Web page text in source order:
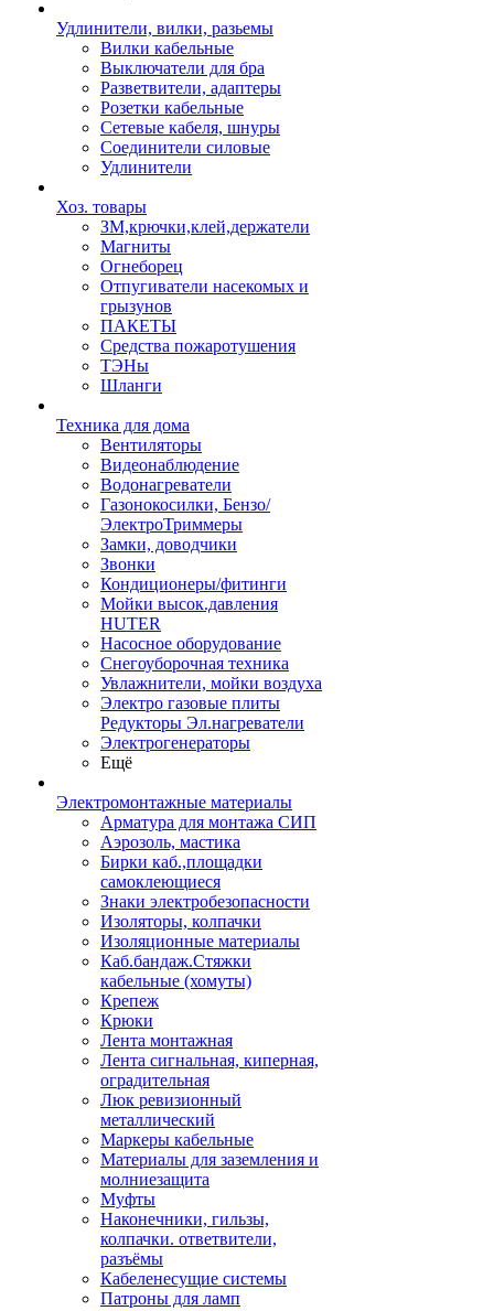
Удлинители, вилки, разьемы
Вилки кабельные
Выключатели для бра
Разветвители, адаптеры
Розетки кабельные
Сетевые кабеля, шнуры
Соединители силовые
Удлинители
Хоз. товары
ЗМ,крючки,клей,держатели
Магниты
Огнеборец
Отпугиватели насекомых и
грызунов
ПАКЕТЫ
Средства пожаротушения
ТЭНы
Шланги
Техника для дома
Вентиляторы
Видеонаблюдение
Водонагреватели
Газонокосилки, Бензо/
ЭлектроТриммеры
Замки, доводчики
Звонки
Кондиционеры/фитинги
Мойки высок.давления
HUTER
Насосное оборудование
Снегоуборочная техника
Увлажнители, мойки воздуха
Электро газовые плиты
Редукторы Эл.нагреватели
Электрогенераторы
Ещё
Электромонтажные материалы
Арматура для монтажа СИП
Аэрозоль, мастика
Бирки каб.,площадки
самоклеющиеся
Знаки электробезопасности
Изоляторы, колпачки
Изоляционные материалы
Каб.бандаж.Стяжки
кабельные (хомуты)
Крепеж
Крюки
Лента монтажная
Лента сигнальная, киперная,
оградительная
Люк ревизионный
металлический
Маркеры кабельные
Материалы для заземления и
молниезащита
Муфты
Наконечники, гильзы,
колпачки. ответвители,
разъёмы
Кабеленесущие системы
Патроны для ламп